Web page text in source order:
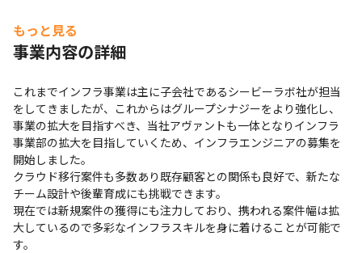
もっと見る
事業内容の詳細
これまでインフラ事業は主に子会社であるシービーラボ社が担当
をしてきましたが、これからはグループシナジーをより強化し、
事業の拡大を目指すべき、当社アヴァントも一体となりインフラ
事業部の拡大を目指していくため、インフラエンジニアの募集を
開始しました。
クラウド移行案件も多数あり既存顧客との関係も良好で、新たな
チーム設計や後輩育成にも挑戦できます。
現在では新規案件の獲得にも注力しており、携われる案件幅は拡
大しているので多彩なインフラスキルを身に着けることが可能で
す。